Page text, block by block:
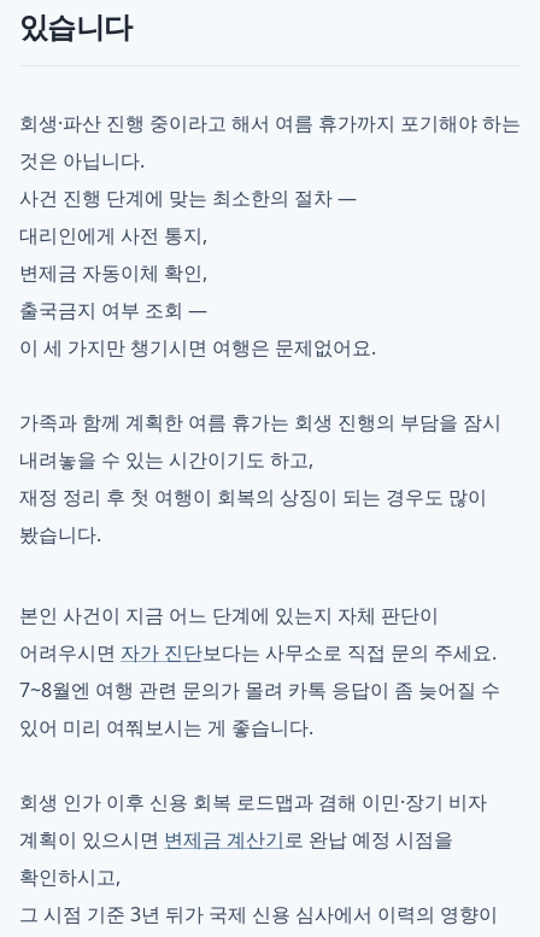
있습니다
회생·파산 진행 중이라고 해서 여름 휴가까지 포기해야 하는
것은 아닙니다.
사건 진행 단계에 맞는 최소한의 절차 —
대리인에게 사전 통지,
변제금 자동이체 확인,
출국금지 여부 조회 —
이 세 가지만 챙기시면 여행은 문제없어요.
가족과 함께 계획한 여름 휴가는 회생 진행의 부담을 잠시
내려놓을 수 있는 시간이기도 하고,
재정 정리 후 첫 여행이 회복의 상징이 되는 경우도 많이
봤습니다.
본인 사건이 지금 어느 단계에 있는지 자체 판단이
어려우시면 자가 진단보다는 사무소로 직접 문의 주세요.
7~8월엔 여행 관련 문의가 몰려 카톡 응답이 좀 늦어질 수
있어 미리 여쭤보시는 게 좋습니다.
회생 인가 이후 신용 회복 로드맵과 겸해 이민·장기 비자
계획이 있으시면 변제금 계산기로 완납 예정 시점을
확인하시고,
그 시점 기준 3년 뒤가 국제 신용 심사에서 이력의 영향이